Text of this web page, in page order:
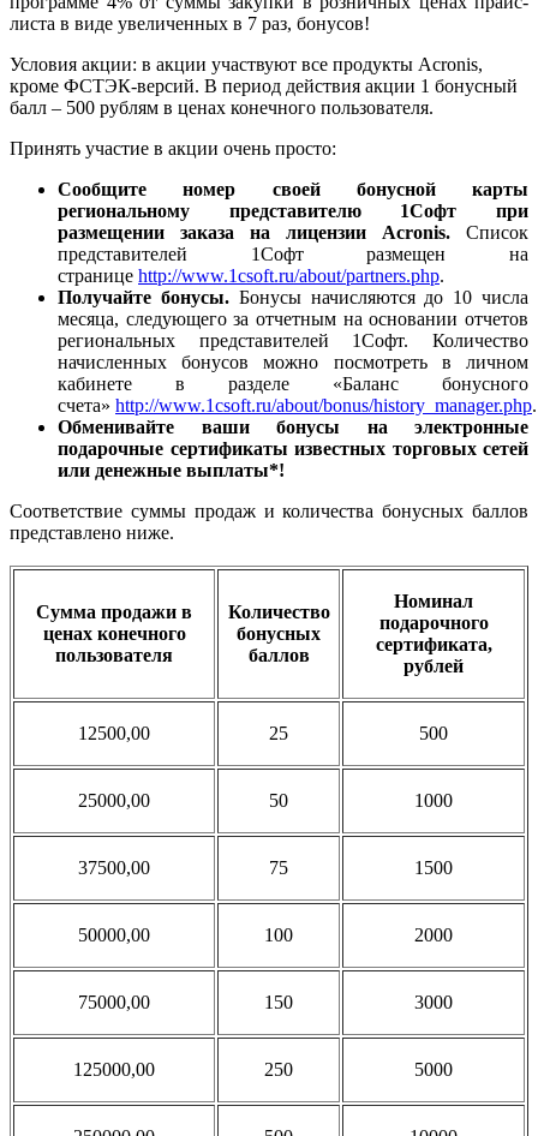
листа в виде увеличенных в 7 раз, бонусов!
Условия акции: в акции участвуют все продукты Acronis,
кроме ФСТЭК-версий. В период действия акции 1 бонусный
балл – 500 рублям в ценах конечного пользователя.
Принять участие в акции очень просто:
Сообщите номер своей бонусной карты
региональному представителю 1Софт при
размещении заказа на лицензии Acronis. Список
представителей 1Софт размещен на
странице http://www.1csoft.ru/about/partners.php.
Получайте бонусы. Бонусы начисляются до 10 числа
месяца, следующего за отчетным на основании отчетов
региональных представителей 1Софт. Количество
начисленных бонусов можно посмотреть в личном
кабинете в разделе «Баланс бонусного
счета» http://www.1csoft.ru/about/bonus/history_manager.php.
Обменивайте ваши бонусы на электронные
подарочные сертификаты известных торговых сетей
или денежные выплаты*!
Соответствие суммы продаж и количества бонусных баллов
представлено ниже.
Сумма продажи в
ценах конечного
пользователя
Количество
бонусных
баллов
Номинал
подарочного
сертификата,
рублей
12500,00 25 500
25000,00 50 1000
37500,00 75 1500
50000,00 100 2000
75000,00 150 3000
125000,00 250 5000